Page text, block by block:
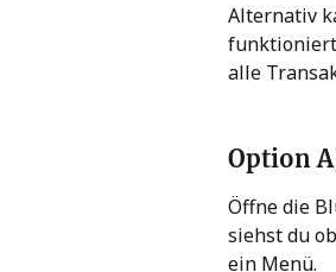
Alternativ
funktioniert
alle
Option
Öffne die
siehst du
ein Menü.